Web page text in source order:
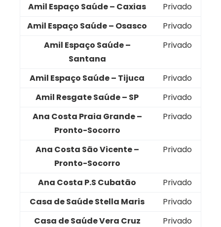
Amil Espaço Saúde – Caxias
Privado
Amil Espaço Saúde – Osasco
Privado
Amil Espaço Saúde –
Santana
Privado
Amil Espaço Saúde – Tijuca
Privado
Amil Resgate Saúde – SP
Privado
Ana Costa Praia Grande –
Pronto-Socorro
Privado
Ana Costa São Vicente –
Pronto-Socorro
Privado
Ana Costa P.S Cubatão
Privado
Casa de Saúde Stella Maris
Privado
Casa de Saúde Vera Cruz
Privado